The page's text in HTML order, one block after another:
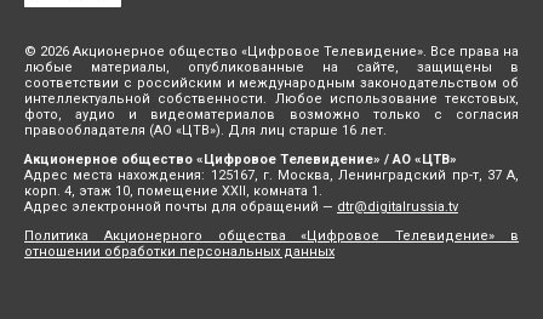
© 2026 Акционерное общество «Цифровое Телевидение». Все права на
любые материалы, опубликованные на сайте, защищены в
соответствии с российским и международным законодательством об
интеллектуальной собственности. Любое использование текстовых,
фото, аудио и видеоматериалов возможно только с согласия
правообладателя (АО «ЦТВ»). Для лиц старше 16 лет.
Акционерное общество «Цифровое Телевидение» / АО «ЦТВ»
Адрес места нахождения: 125167, г. Москва, Ленинградский пр-т, 37 А,
корп. 4, этаж 10, помещение XXII, комната 1.
Адрес электронной почты для обращений — dtr@digitalrussia.tv
Политика Акционерного общества «Цифровое Телевидение» в
отношении обработки персональных данных